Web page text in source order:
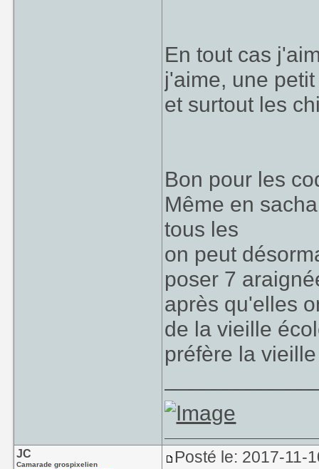
En tout cas
j'aime, une
et surtout les
Bon pour les
Même en
tous les
on peut
poser 7
après qu'elles
de la vieille
préfère la
JC
Camarade grospixelien
Posté le: 2017-11-